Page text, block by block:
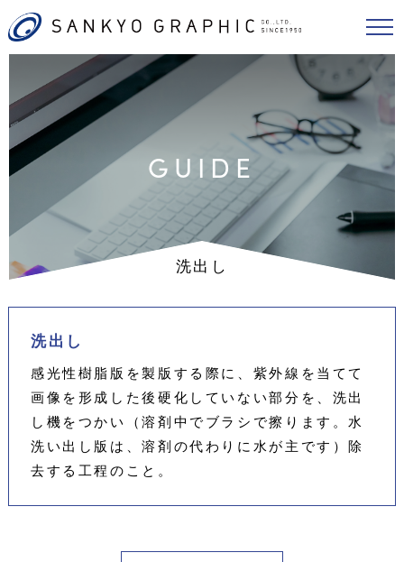
GUIDE
洗出し
洗出し
感光性樹脂版を製版する際に、紫外線を当てて
画像を形成した後硬化していない部分を、洗出
し機をつかい（溶剤中でブラシで擦ります。水
洗い出し版は、溶剤の代わりに水が主です）除
去する工程のこと。